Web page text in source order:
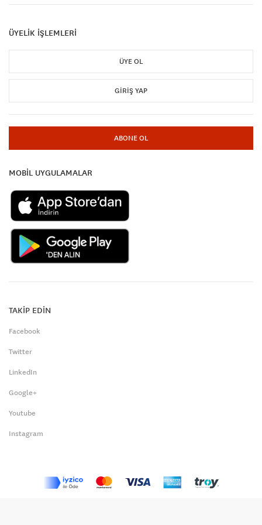
ÜYELİK İŞLEMLERİ
ÜYE OL
GIRIŞ YAP
ABONE OL
MOBİL UYGULAMALAR
TAKİP EDİN
Facebook
Twitter
LinkedIn
Google+
Youtube
Instagram